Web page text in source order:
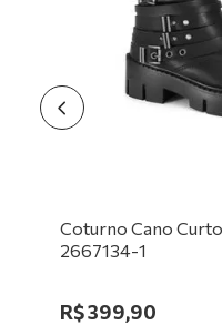
Coturno Cano
2667134-1
R$399,90